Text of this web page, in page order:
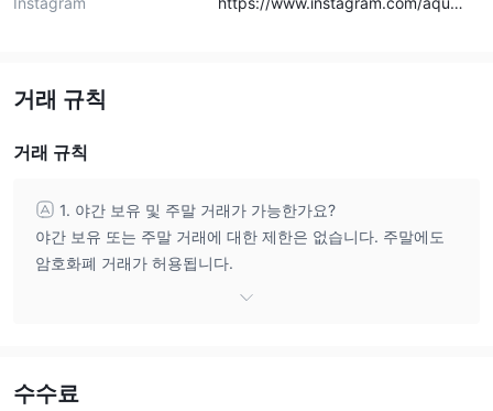
거래 규칙
거래 규칙
1. 야간 보유 및 주말 거래가 가능한가요?
야간 보유 또는 주말 거래에 대한 제한은 없습니다. 주말에도
암호화폐 거래가 허용됩니다.
연속적일 필요는 없으며, 0.5% 이상의 수익을 낸 날은 3일 거
수수료